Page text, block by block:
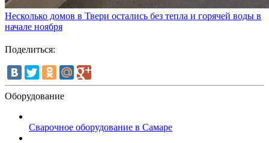
Несколько домов в Твери остались без тепла и горячей воды в
начале ноября
Поделиться:
Оборудование
Сварочное оборудование в Самаре